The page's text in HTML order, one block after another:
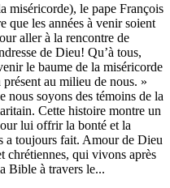
miséricorde), le pape François
les années à venir soient
aller à la rencontre de
de Dieu! Qu’à tous,
le baume de la miséricorde
au milieu de nous. »
nous soyons des témoins de la
Cette histoire montre un
lui offrir la bonté et la
a toujours fait. Amour de Dieu
chrétiennes, qui vivons après
Bible à travers le...